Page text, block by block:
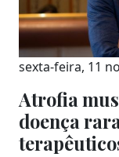
sexta-feira, 11
Atrofia
doença